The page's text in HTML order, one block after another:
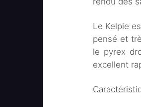
Le Kelpie
pensé et
le pyrex
excellent